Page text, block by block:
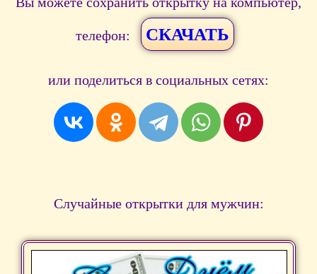
телефон: СКАЧАТЬ
или поделиться в социальных сетях:
Случайные открытки для мужчин: